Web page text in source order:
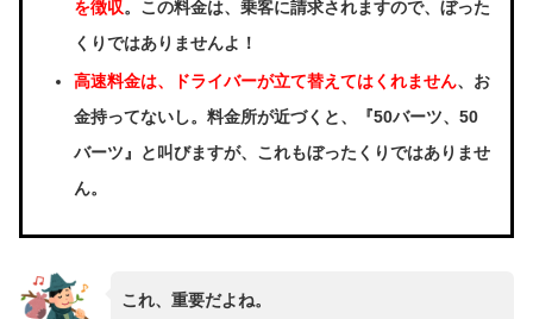
を徴収。この料金は、乗客に請求されますので、ぼった
くりではありませんよ！
高速料金は、ドライバーが立て替えてはくれません、お
金持ってないし。料金所が近づくと、『50バーツ、50
バーツ』と叫びますが、これもぼったくりではありませ
ん。
これ、重要だよね。